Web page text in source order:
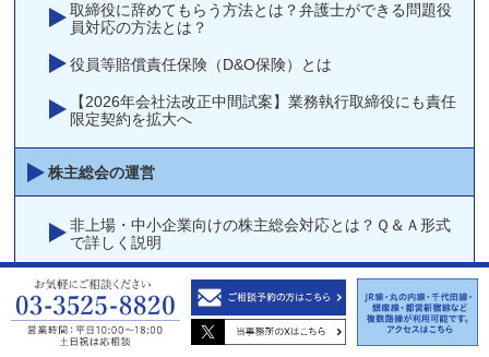
取締役に辞めてもらう方法とは？弁護士ができる問題役
員対応の方法とは？
役員等賠償責任保険（D&O保険）とは
【2026年会社法改正中間試案】業務執行取締役にも責任
限定契約を拡大へ
株主総会の運営
非上場・中小企業向けの株主総会対応とは？Ｑ＆Ａ形式
で詳しく説明
株主総会の書面決議（決議の省略）・書面報告（報告の
省略）はどのような場合にできますか？
監査報告は必要か？